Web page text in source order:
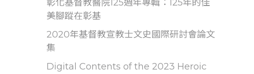
彰化基督教醫院125週年專輯：125年的佳
美腳蹤在彰基
2020年基督教宣教士文史國際研討會論文
集
Digital Contents of the 2023 Heroic